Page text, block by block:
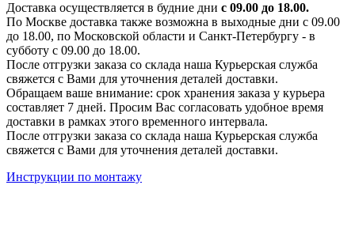
Доставка осуществляется в будние дни с 09.00 до 18.00.
По Москве доставка также возможна в выходные дни с 09.00
до 18.00, по Московской области и Санкт-Петербургу - в
субботу с 09.00 до 18.00.
После отгрузки заказа со склада наша Курьерская служба
свяжется с Вами для уточнения деталей доставки.
Обращаем ваше внимание: срок хранения заказа у курьера
составляет 7 дней. Просим Вас согласовать удобное время
доставки в рамках этого временного интервала.
После отгрузки заказа со склада наша Курьерская служба
свяжется с Вами для уточнения деталей доставки.
Инструкции по монтажу